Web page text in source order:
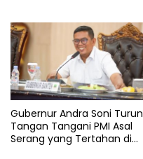
Gubernur Andra Soni Turun
Tangan Tangani PMI Asal
Serang yang Tertahan di